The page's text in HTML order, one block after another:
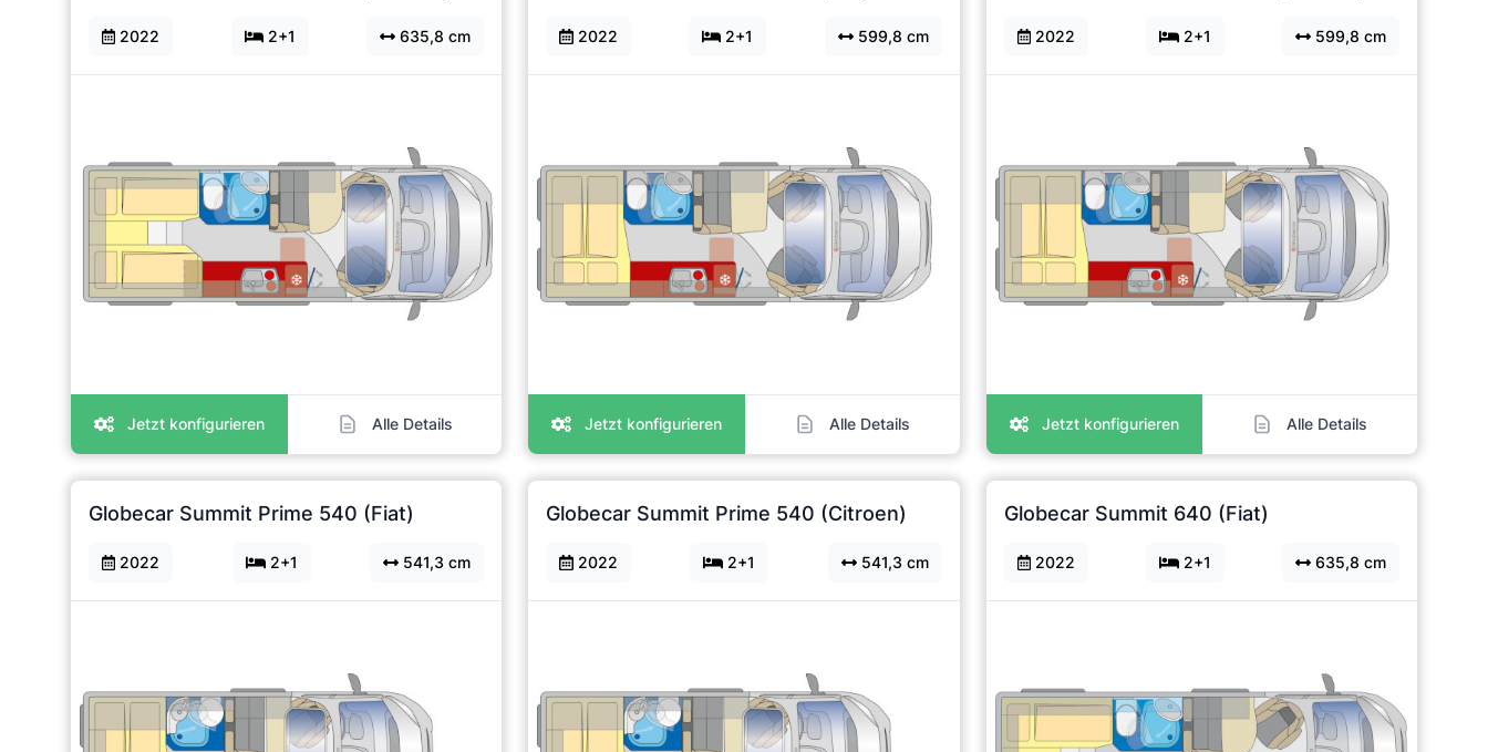
2022 2+1 635,8 cm
Jetzt konfigurieren Alle Details
2022 2+1 599,8 cm
Jetzt konfigurieren Alle Details
2022 2+1 599,8 cm
Jetzt konfigurieren Alle Details
Globecar Summit Prime 540 (Fiat)
2022 2+1 541,3 cm
Globecar Summit Prime 540 (Citroen)
2022 2+1 541,3 cm
Globecar Summit 640 (Fiat)
2022 2+1 635,8 cm